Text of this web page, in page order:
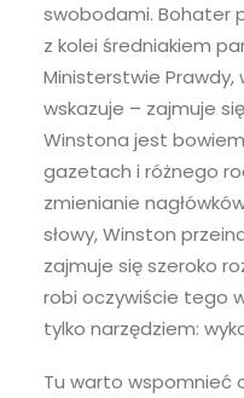
swobodami. Bohater
z kolei średniakiem
Ministerstwie Prawdy,
wskazuje – zajmuje
Winstona jest
gazetach i różnego
zmienianie
słowy, Winston
zajmuje się szeroko
robi oczywiście tego
tylko narzędziem:
Tu warto wspomnieć